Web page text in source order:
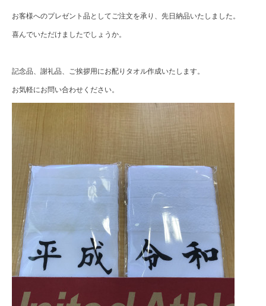
お客様へのプレゼント品としてご注文を承り、先日納品いたしました。
喜んでいただけましたでしょうか。
記念品、謝礼品、ご挨拶用にお配りタオル作成いたします。
お気軽にお問い合わせください。